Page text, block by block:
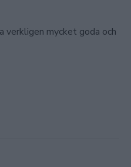
verkligen mycket goda och